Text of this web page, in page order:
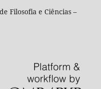
Filosofia e Ciências –